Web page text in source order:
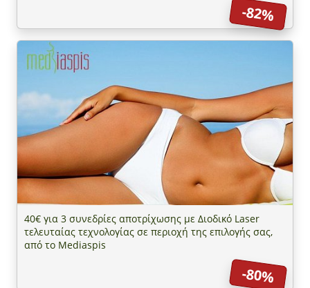
-82%
40€ για 3 συνεδρίες αποτρίχωσης με Διοδικό Laser
τελευταίας τεχνολογίας σε περιοχή της επιλογής σας,
από το Mediaspis
-80%